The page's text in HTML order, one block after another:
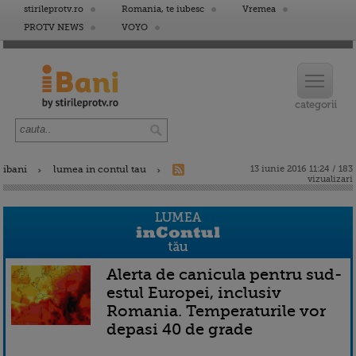
stirileprotv.ro Romania, te iubesc
Vremea
PROTV NEWS
VOYO
ibani lumea in contul tau
13 iunie 2016 11:24 / 183
vizualizari
Alerta de canicula pentru sud-
estul Europei, inclusiv
Romania. Temperaturile vor
depasi 40 de grade